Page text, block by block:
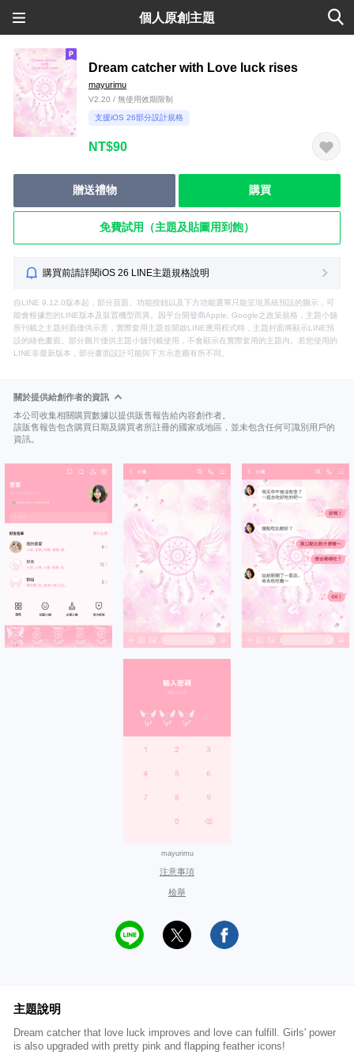
個人原創主題
Dream catcher with Love luck rises
mayurimu
V2.20 / 無使用效期限制
支援iOS 26部分設計規格
NT$90
贈送禮物 購買
免費試用（主題及貼圖用到飽）
購買前請詳閱iOS 26 LINE主題規格說明
自LINE 9.12.0版本起，部分頁面、功能按鈕以及下方功能選單只能呈現系統預設的圖示，可
能會根據您的LINE版本及裝置機型而異。因平台開發商Apple, Google之政策規格，主題小舖
所刊載之主題封面僅供示意，實際套用主題並開啟LINE應用程式時，主題封面將顯示LINE預
設的綠色畫面。部分圖片僅供主題小舖刊載使用，不會顯示在實際套用的主題內。若您使用的
LINE非最新版本，部分畫面設計可能與下方示意圖有所不同。
關於提供給創作者的資訊
本公司收集相關購買數據以提供販售報告給內容創作者。
該販售報告包含購買日期及購買者所註冊的國家或地區，並未包含任何可識別用戶的
資訊。
mayurimu
注意事項
檢舉
主題說明
Dream catcher that love luck improves and love can fulfill. Girls' power
is also upgraded with pretty pink and flapping feather icons!